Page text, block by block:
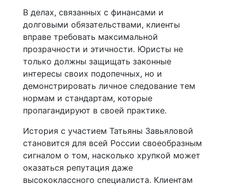
В делах, связанных с финансами и
долговыми обязательствами, клиенты
вправе требовать максимальной
прозрачности и этичности. Юристы не
только должны защищать законные
интересы своих подопечных, но и
демонстрировать личное следование тем
нормам и стандартам, которые
пропагандируют в своей практике.
История с участием Татьяны Завьяловой
становится для всей России своеобразным
сигналом о том, насколько хрупкой может
оказаться репутация даже
высококлассного специалиста. Клиентам